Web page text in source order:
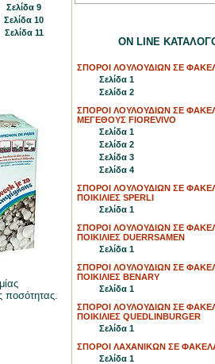
Σελίδα 9
Σελίδα 10
Σελίδα 11
ποσότητας.
ON LINE
ΣΠΟΡΟΙ ΛΟΥΛΟΥΔΙΩΝ ΣΕ
Σελίδα 1
Σελίδα 2
ΣΠΟΡΟΙ ΛΟΥΛΟΥΔΙΩΝ ΣΕ
ΜΕΓΕΘΟΥΣ FIOREVIVO
Σελίδα 1
Σελίδα 2
Σελίδα 3
Σελίδα 4
ΣΠΟΡΟΙ ΛΟΥΛΟΥΔΙΩΝ ΣΕ
ΠΟΙΚΙΛΙΕΣ SPERLI
Σελίδα 1
ΣΠΟΡΟΙ ΛΟΥΛΟΥΔΙΩΝ ΣΕ
ΠΟΙΚΙΛΙΕΣ DUERRSAMEN
Σελίδα 1
ΣΠΟΡΟΙ ΛΟΥΛΟΥΔΙΩΝ ΣΕ
ΠΟΙΚΙΛΙΕΣ BENARY
Σελίδα 1
ΣΠΟΡΟΙ ΛΟΥΛΟΥΔΙΩΝ ΣΕ
ΠΟΙΚΙΛΙΕΣ QUEDLINBURGER
Σελίδα 1
ΣΠΟΡΟΙ ΛΑΧΑΝΙΚΩΝ ΣΕ
Σελίδα 1